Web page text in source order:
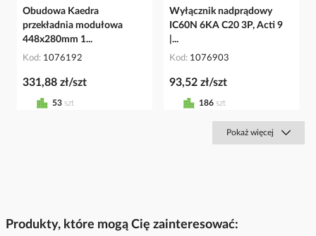
Obudowa Kaedra
przekładnia modułowa
448x280mm 1...
Kod 1076192
331,88 zł/szt
53 szt
Wyłącznik nadprądowy
IC60N 6KA C20 3P, Acti 9
|...
Kod 1076903
93,52 zł/szt
186 szt
Pokaż więcej
Produkty, które mogą Cię zainteresować: